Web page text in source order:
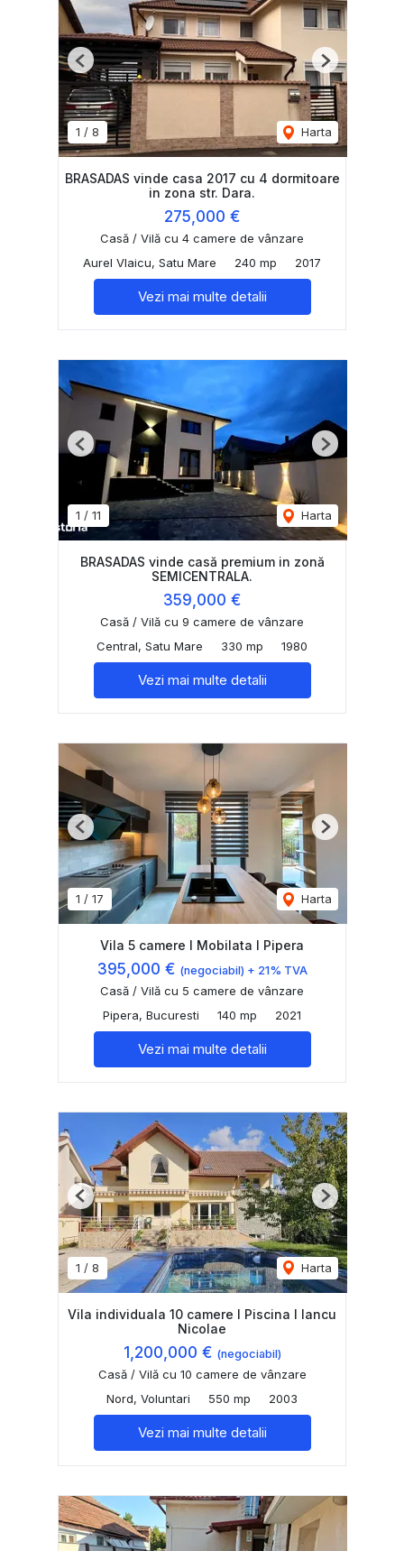
1 / 8 Harta
Previous Next
BRASADAS vinde casa 2017 cu 4 dormitoare
in zona str. Dara.
275,000 €
Casă / Vilă cu 4 camere de vânzare
Aurel Vlaicu, Satu Mare
240 mp 2017
Vezi mai multe detalii
1 / 11 Harta
Previous Next
BRASADAS vinde casă premium in zonă
SEMICENTRALA.
359,000 €
Casă / Vilă cu 9 camere de vânzare
Central, Satu Mare
330 mp 1980
Vezi mai multe detalii
1 / 17 Harta
Previous Next
Vila 5 camere I Mobilata I Pipera
395,000 € (negociabil) + 21% TVA
Casă / Vilă cu 5 camere de vânzare
Pipera, Bucuresti
140 mp 2021
Vezi mai multe detalii
1 / 8 Harta
Previous Next
Vila individuala 10 camere I Piscina I Iancu
Nicolae
1,200,000 € (negociabil)
Casă / Vilă cu 10 camere de vânzare
Nord, Voluntari
550 mp 2003
Vezi mai multe detalii